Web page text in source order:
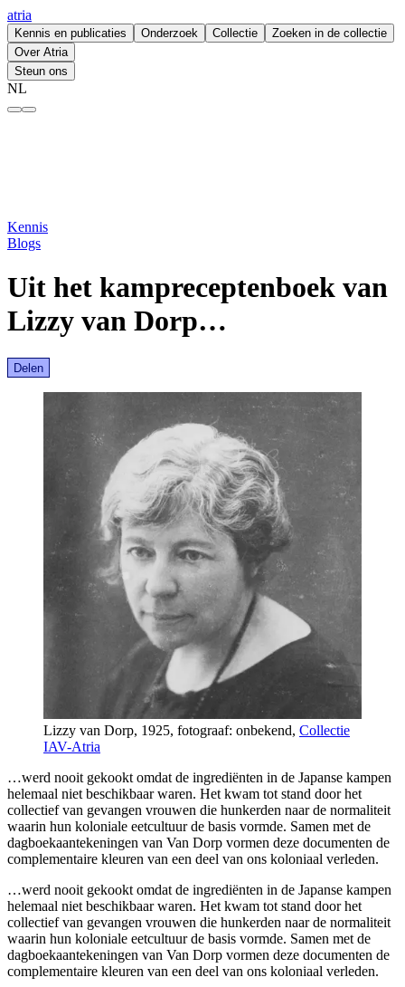
atria
Kennis en publicaties Onderzoek Collectie
Zoeken in de collectie
Over Atria
Steun ons
NL
Kennis
Blogs
Uit het kampreceptenboek van
Lizzy van Dorp…
Delen
Lizzy van Dorp, 1925, fotograaf: onbekend, Collectie
IAV-Atria
…werd nooit gekookt omdat de ingrediënten in de Japanse kampen
helemaal niet beschikbaar waren. Het kwam tot stand door het
collectief van gevangen vrouwen die hunkerden naar de normaliteit
waarin hun koloniale eetcultuur de basis vormde. Samen met de
dagboekaantekeningen van Van Dorp vormen deze documenten de
complementaire kleuren van een deel van ons koloniaal verleden.
…werd nooit gekookt omdat de ingrediënten in de Japanse kampen
helemaal niet beschikbaar waren. Het kwam tot stand door het
collectief van gevangen vrouwen die hunkerden naar de normaliteit
waarin hun koloniale eetcultuur de basis vormde. Samen met de
dagboekaantekeningen van Van Dorp vormen deze documenten de
complementaire kleuren van een deel van ons koloniaal verleden.